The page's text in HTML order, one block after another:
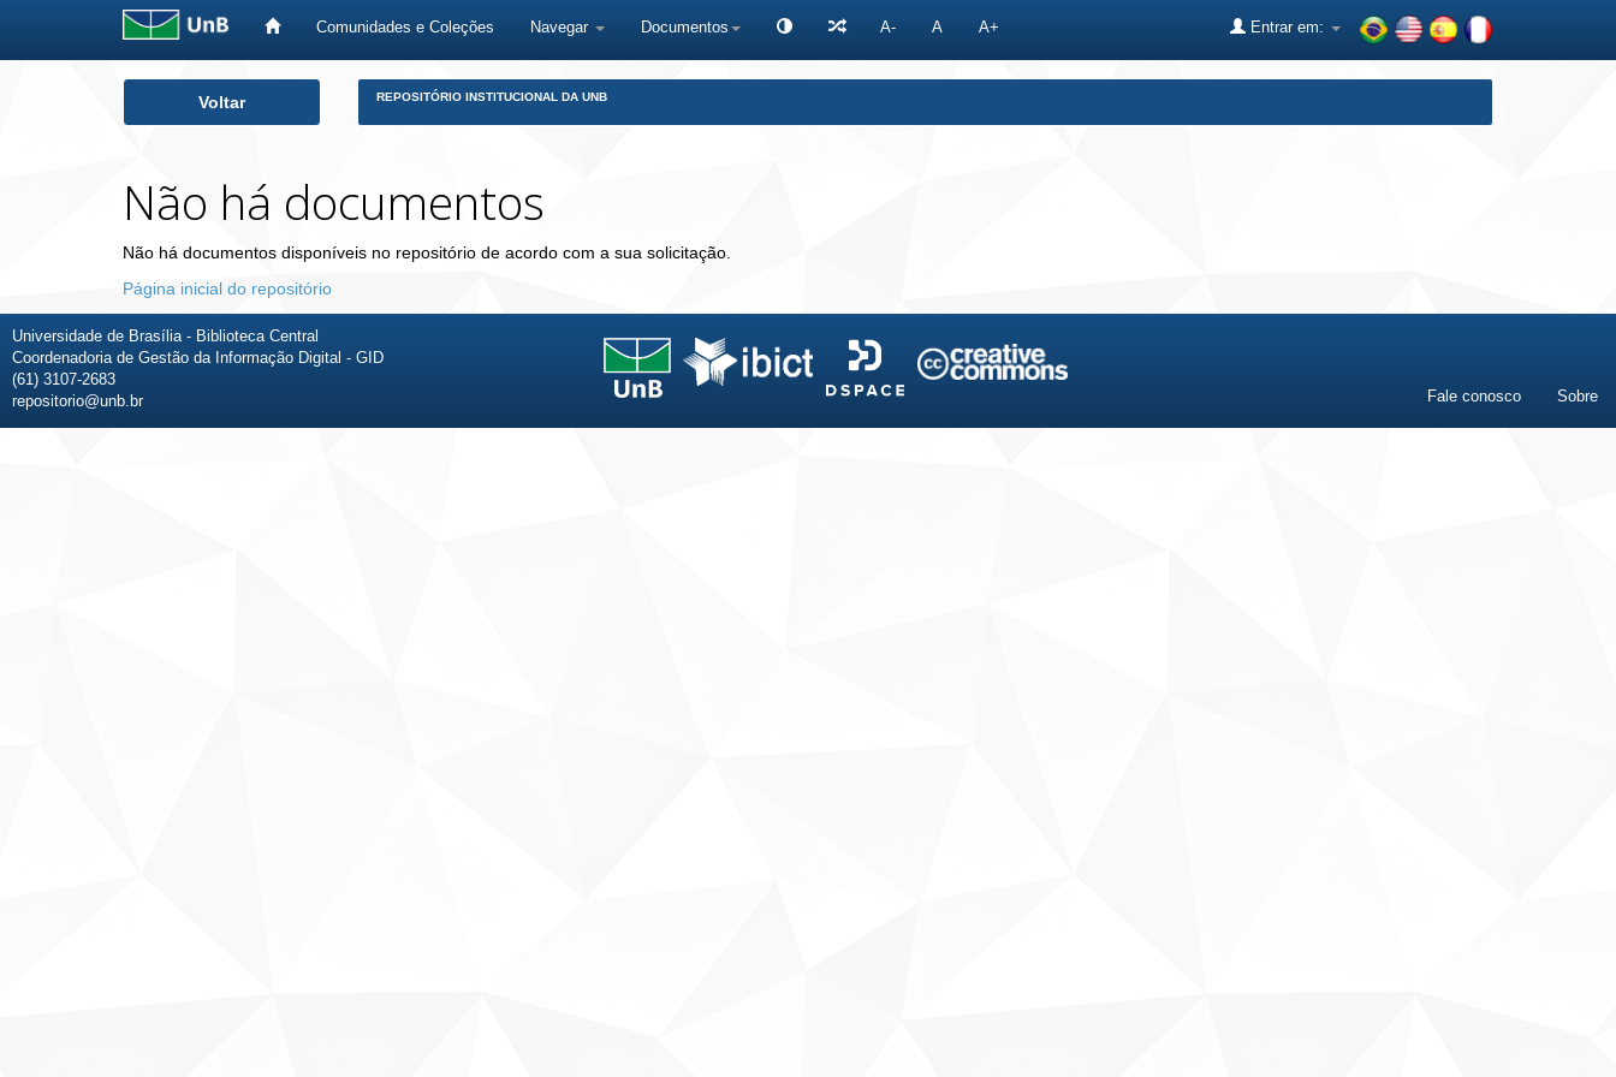
Comunidades e Coleções Navegar Documentos A- A A+ Entrar em:
Voltar REPOSITÓRIO INSTITUCIONAL DA UNB
Não há documentos
Não há documentos disponíveis no repositório de acordo com a sua solicitação.
Página inicial do repositório
Universidade de Brasília - Biblioteca Central
Coordenadoria de Gestão da Informação Digital - GID
(61) 3107-2683
repositorio@unb.br
Fale conosco Sobre